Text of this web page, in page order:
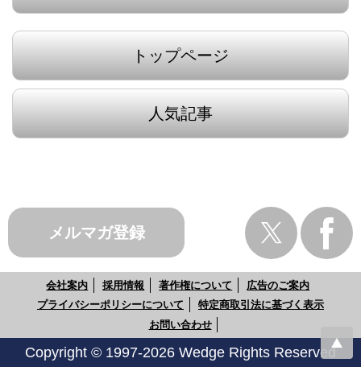
トップページ
人気記事
メルマガ登録
会社案内 採用情報 著作権について
広告のご案内
プライバシーポリシーについて
特定商取引法に基づく表示
お問い合わせ
Copyright © 1997-2026 Wedge Rights Reserved